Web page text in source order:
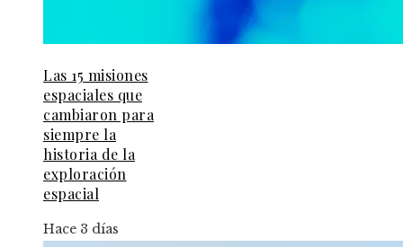
Las 15 misiones
espaciales que
cambiaron para
siempre la
historia de la
exploración
espacial
Hace 3 días